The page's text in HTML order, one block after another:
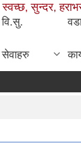
सुन्दर,
वि.सु.
सेवाहरु